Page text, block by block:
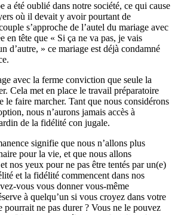
a été oublié dans notre société, ce qui cause
où il devait y avoir pourtant de
s’approche de l’autel du mariage avec
en tête que « Si ça ne va pas, je vais
d’autre, » ce mariage est déjà condamné
avec la ferme conviction que seule la
Cela met en place le travail préparatoire
le faire marcher. Tant que nous considérons
nous n’aurons jamais accès à
de la fidélité con jugale.
signifie que nous n’allons plus
pour la vie, et que nous allons
nos yeux pour ne pas être tentés par un(e)
et la fidélité commencent dans nos
vous vous donner vous-même
à quelqu’un si vous croyez dans votre
pourrait ne pas durer ? Vous ne le pouvez